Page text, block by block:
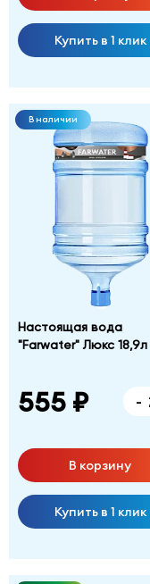
Купить в 1 клик
В наличии
Настоящая вода
"Farwater" Люкс 18,9л
555 ₽ -
В корзину
Купить в 1 клик